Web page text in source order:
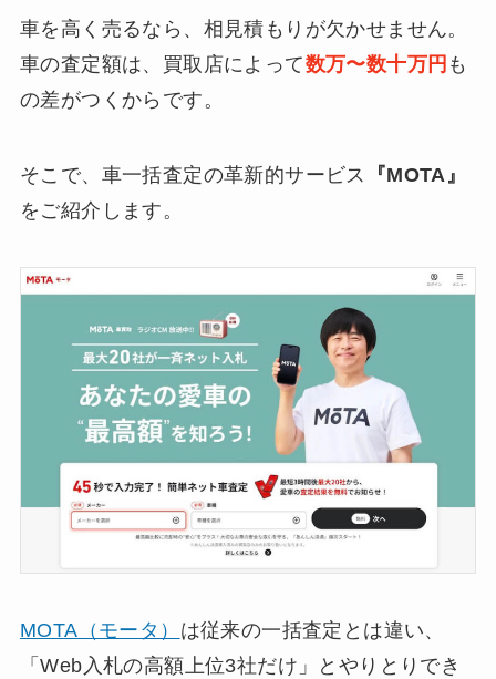
車を高く売るなら、相見積もりが欠かせません。
車の査定額は、買取店によって数万〜数十万円 も
の差がつくからです。
そこで、車一括査定の革新的サービス
『MOTA』
をご紹介します。
MOTA（モータ） は従来の一括査定とは違い、
「Web入札の高額上位3社だけ」とやりとりでき